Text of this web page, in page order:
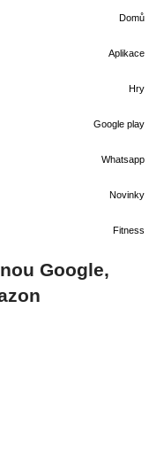
Domů
Aplikace
Hry
Google play
Whatsapp
Novinky
Fitness
Google,